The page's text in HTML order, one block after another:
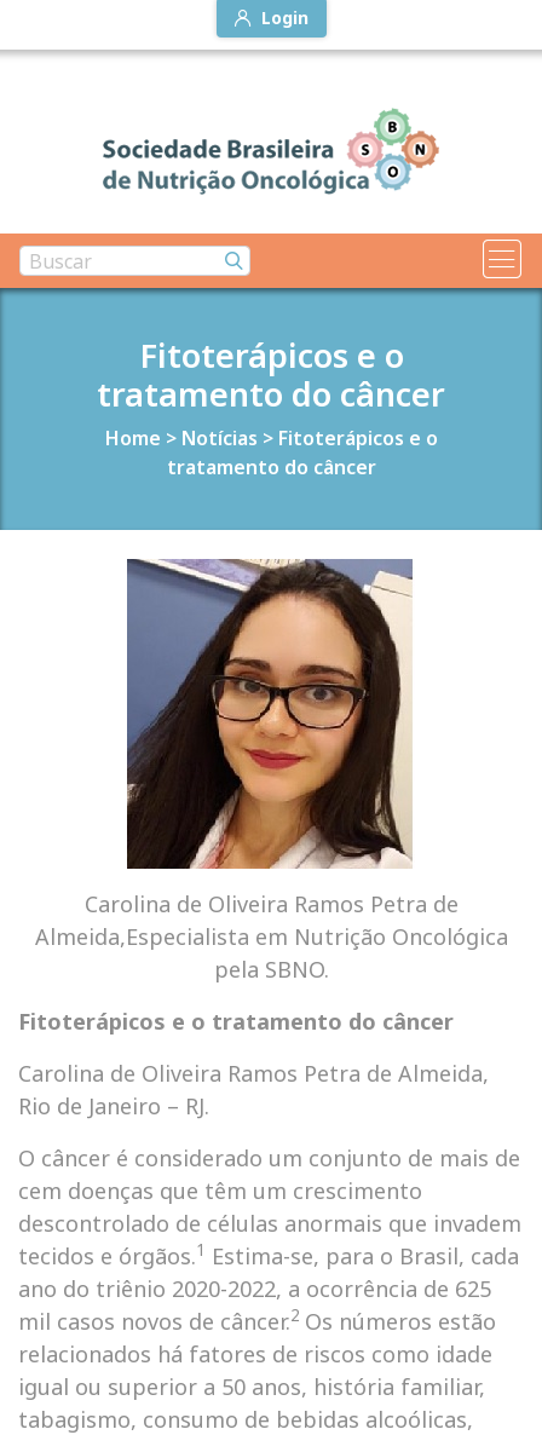
Login
Fitoterápicos e o
tratamento do câncer
Home > Notícias > Fitoterápicos e o
tratamento do câncer
Carolina de Oliveira Ramos Petra de
Almeida,Especialista em Nutrição Oncológica
pela SBNO.
Fitoterápicos e o tratamento do câncer
Carolina de Oliveira Ramos Petra de Almeida,
Rio de Janeiro – RJ.
O câncer é considerado um conjunto de mais de
cem doenças que têm um crescimento
descontrolado de células anormais que invadem
tecidos e órgãos.1 Estima-se, para o Brasil, cada
ano do triênio 2020-2022, a ocorrência de 625
mil casos novos de câncer.2 Os números estão
relacionados há fatores de riscos como idade
igual ou superior a 50 anos, história familiar,
tabagismo, consumo de bebidas alcoólicas,